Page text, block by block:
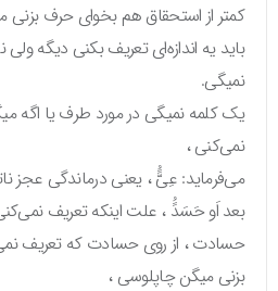
کمتر از استحقاق هم بخوای حرف بزنی
باید یه اندازه‌ای تعریف بکنی دیگه
نمیگی.
یک کلمه نمیگی در مورد طرف یا اگه
نمی‌کنی ،
می‌فرماید: عِیًُّ ، یعنی درماندگی عجز
بعد اَو حَسَدًُ ، علت اینکه تعریف نمی‌کنی
حسادت ، از روی حسادت که تعریف
بزنی میگن چاپلوسی ،